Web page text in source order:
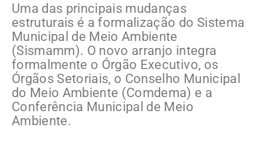
Uma das principais mudanças
estruturais é a formalização do Sistema
Municipal de Meio Ambiente
(Sismamm). O novo arranjo integra
formalmente o Órgão Executivo, os
Órgãos Setoriais, o Conselho Municipal
do Meio Ambiente (Comdema) e a
Conferência Municipal de Meio
Ambiente.